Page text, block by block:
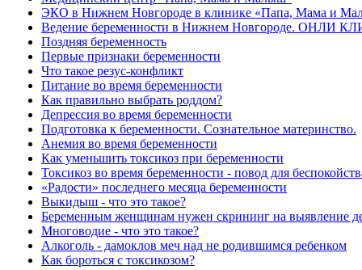
ЭКО в Нижнем Новгороде в клинике «Папа, Мама и
Ведение беременности в Нижнем Новгороде. ОНЛИ
Поздняя беременность
Первые признаки беременности
Что такое резус-конфликт
Питание во время беременности
Как правильно выбрать роддом?
Депрессия во время беременности
Подготовка к беременности. Сознательное материнство.
Анемия во время беременности
Как уменьшить токсикоз при беременности
Токсикоз во время беременности - повод для
«Радости» последнего месяца беременности
Выкидыш - что это такое?
Беременным женщинам нужен скрининг на выявление
Многоводие - что это такое?
Алкоголь - дамоклов меч над не родившимся ребенком
Как бороться с токсикозом?